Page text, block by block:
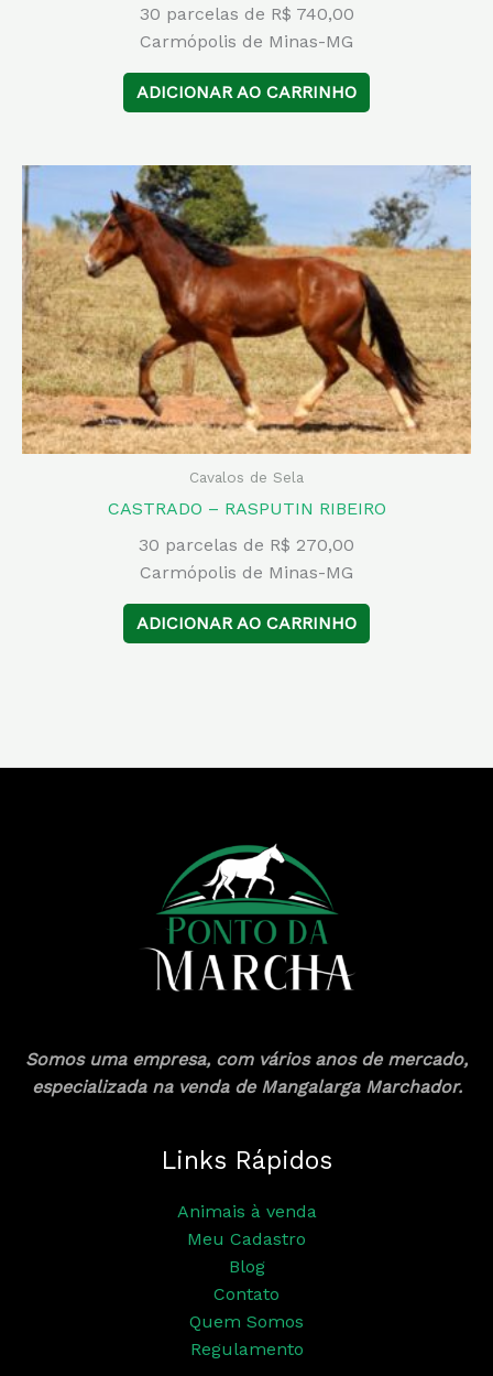
30 parcelas de R$ 740,00
Carmópolis de Minas-MG
ADICIONAR AO CARRINHO
Cavalos de Sela
CASTRADO – RASPUTIN RIBEIRO
30 parcelas de R$ 270,00
Carmópolis de Minas-MG
ADICIONAR AO CARRINHO
Somos uma empresa, com vários anos de mercado,
especializada na venda de Mangalarga Marchador.
Links Rápidos
Animais à venda
Meu Cadastro
Blog
Contato
Quem Somos
Regulamento